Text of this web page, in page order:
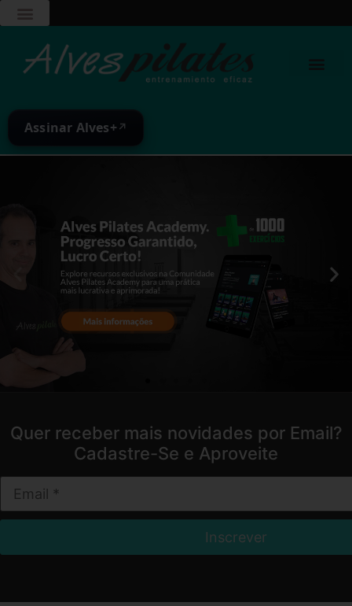
Assinar Alves+ ↗
Quer receber mais novidades por Email?
Cadastre-Se e Aproveite